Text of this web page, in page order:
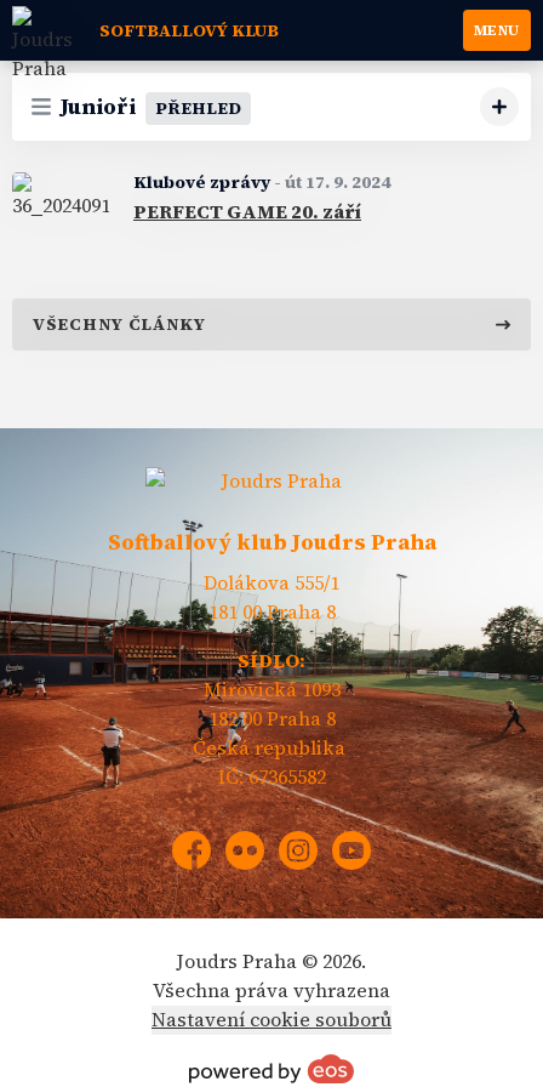
SOFTBALLOVÝ KLUB MENU
Junioři PŘEHLED
Klubové zprávy- út 17. 9. 2024
PERFECT GAME 20. září
VŠECHNY ČLÁNKY
Softballový klub Joudrs Praha
Dolákova 555/1
181 00 Praha 8
SÍDLO:
Mirovická 1093
182 00 Praha 8
Česká republika
IČ: 67365582
Facebook
FlickrInstagramYouTube
Joudrs Praha © 2026.
Všechna práva vyhrazena
Nastavení cookie souborů